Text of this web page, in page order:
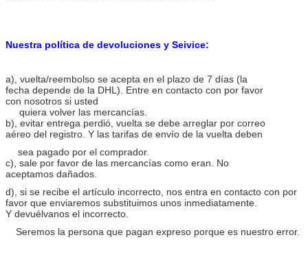
Nuestra política de devoluciones y Seivice:
a), vuelta/reembolso se acepta en el plazo de 7 días (la
fecha depende de la DHL). Entre en contacto con por favor
con nosotros si usted
quiera volver las mercancías.
b), evitar entrega perdió, vuelta se debe arreglar por correo
aéreo del registro. Y las tarifas de envío de la vuelta deben
sea pagado por el comprador.
c), sale por favor de las mercancías como eran. No
aceptamos dañados.
d), si se recibe el artículo incorrecto, nos entra en contacto con por
favor que enviaremos substituimos unos inmediatamente.
Y devuélvanos el incorrecto.
Seremos la persona que pagan expreso porque es nuestro error.